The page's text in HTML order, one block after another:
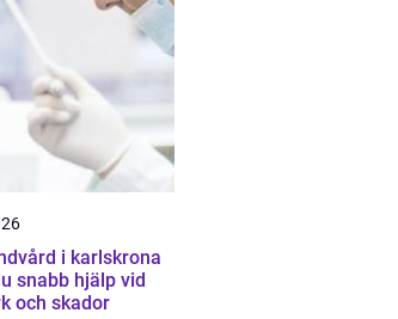
i karlskrona
snabb hjälp vid
och skador